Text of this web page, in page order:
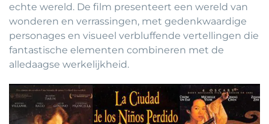
echte wereld. De film presenteert een wereld van
wonderen en verrassingen, met gedenkwaardige
personages en visueel verbluffende vertellingen die
fantastische elementen combineren met de
alledaagse werkelijkheid.